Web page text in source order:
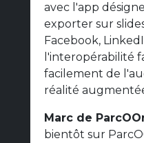
avec l'app
exporter sur
Facebook,
l'interopérabilité
facilement de
réalité
Marc de
bientôt sur